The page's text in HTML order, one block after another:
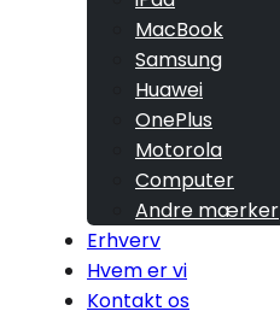
MacBook
Samsung
Huawei
OnePlus
Motorola
Computer
Andre mærker
Erhverv
Hvem er vi
Kontakt os